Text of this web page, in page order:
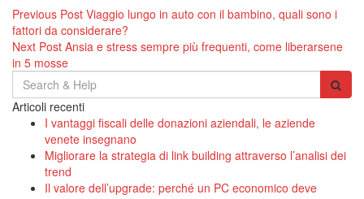
Navigazione
articoli
Previous Post Viaggio lungo in auto con il bambino, quali sono i
fattori da considerare?
Next Post Ansia e stress sempre più frequenti, come liberarsene
in 5 mosse
Search
for:
Articoli recenti
I vantaggi fiscali delle donazioni aziendali, le aziende
venete insegnano
Migliorare la strategia di link building attraverso l’analisi dei
trend
Il valore dell’upgrade: perché un PC economico deve